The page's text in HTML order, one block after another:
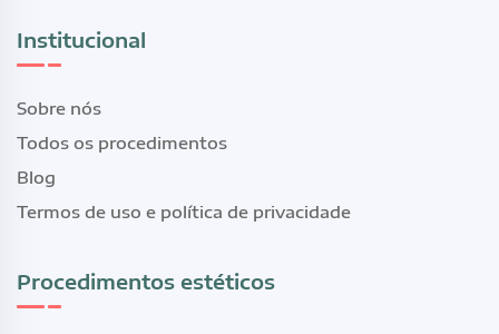
Institucional
Sobre nós
Todos os procedimentos
Blog
Termos de uso e política de privacidade
Procedimentos estéticos